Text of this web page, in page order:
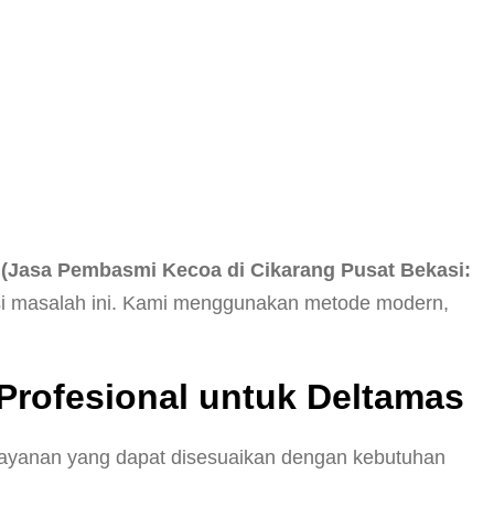
(Jasa Pembasmi Kecoa di Cikarang Pusat Bekasi:
ini. Kami menggunakan metode modern,
untuk Deltamas
yang dapat disesuaikan dengan kebutuhan